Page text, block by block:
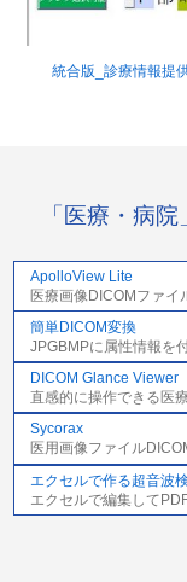
統合版_診療情報提
「医療・病
ApolloView Lite
医療画像DICOMファイ
簡単DICOM変換
JPGBMPに属性情報を
DICOM Glance Viewer
直感的に操作できる医
Sycorax
医用画像ファイル
エクセルで作る超音波
エクセルで編集して